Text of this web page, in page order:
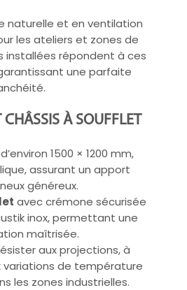
naturelle et en ventilation
les ateliers et zones de
installées répondent à ces
une parfaite
CHÂSSIS À SOUFFLET
d’environ 1500 × 1200 mm,
assurant un apport
généreux.
avec crémone sécurisée
inox, permettant une
maîtrisée.
aux projections, à
variations de température
les zones industrielles.